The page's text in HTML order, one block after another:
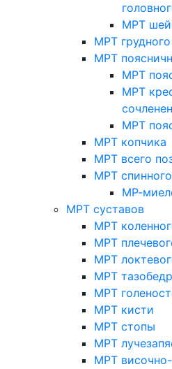
МРТ
МРТ
МРТ
МРТ
МРТ
МРТ
МРТ копчика
МРТ всего
МРТ
МР-
МРТ суставов
МРТ
МРТ
МРТ
МРТ
МРТ
МРТ кисти
МРТ стопы
МРТ
МРТ